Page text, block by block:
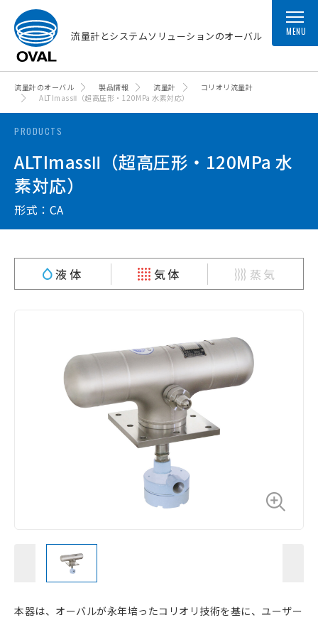
流量計とシステムソリューションのオーバル MENU
流量計のオーバル 製品情報 流量計
コリオリ流量計
ALTImassⅡ（超高圧形・120MPa 水素対応）
PRODUCTS
ALTImassⅡ（超高圧形・120MPa 水
素対応）
形式：CA
液体 気体 蒸気
本器は、オーバルが永年培ったコリオリ技術を基に、ユーザー